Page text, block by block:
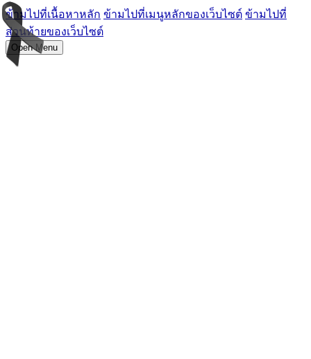
ข้ามไปที่เนื้อหาหลัก ข้ามไปที่เมนูหลักของเว็บไซต์ ข้ามไปที่
ส่วนท้ายของเว็บไซต์
Open Menu